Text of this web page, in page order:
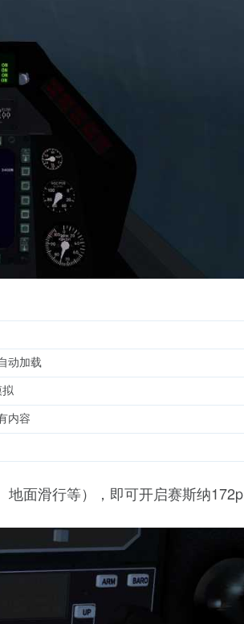
动加载
内容
面滑行等），即可开启赛斯纳172p